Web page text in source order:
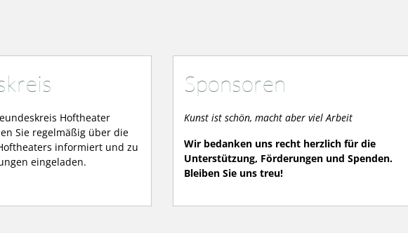
Hoftheater
Sie regelmäßig über die
informiert und zu
eingeladen.
Sponsoren
Kunst ist schön, macht aber viel Arbeit
Wir bedanken uns recht herzlich für die
Unterstützung, Förderungen und Spenden.
Bleiben Sie uns treu!